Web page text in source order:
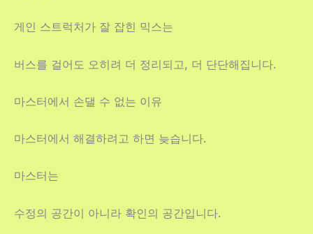
게인 스트럭처가 잘 잡힌 믹스는
버스를 걸어도 오히려 더 정리되고, 더 단단해집니다.
마스터에서 손댈 수 없는 이유
마스터에서 해결하려고 하면 늦습니다.
마스터는
수정의 공간이 아니라 확인의 공간입니다.